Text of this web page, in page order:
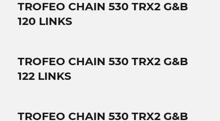
TROFEO CHAIN 530 TRX2 G&B
120 LINKS
TROFEO CHAIN 530 TRX2 G&B
122 LINKS
TROFEO CHAIN 530 TRX2 G&B